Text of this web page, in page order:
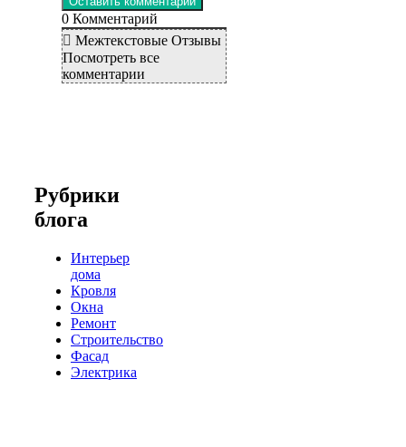
0 Комментарий
Межтекстовые Отзывы
Посмотреть все
комментарии
Рубрики
блога
Интерьер
дома
Кровля
Окна
Ремонт
Строительство
Фасад
Электрика